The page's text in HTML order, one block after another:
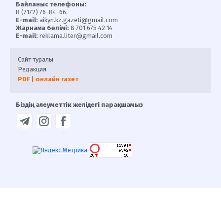
Байланыс телефоны:
8 (7172) 76-84-66.
E-mail: aikyn.kz.gazeti@gmail.com
Жарнама бөлімі: 8 701 675 42 14
E-mail: reklama.liter@gmail.com
Сайт туралы
Редакция
PDF | онлайн газет
Біздің әлеуметтік желідегі парақшамыз